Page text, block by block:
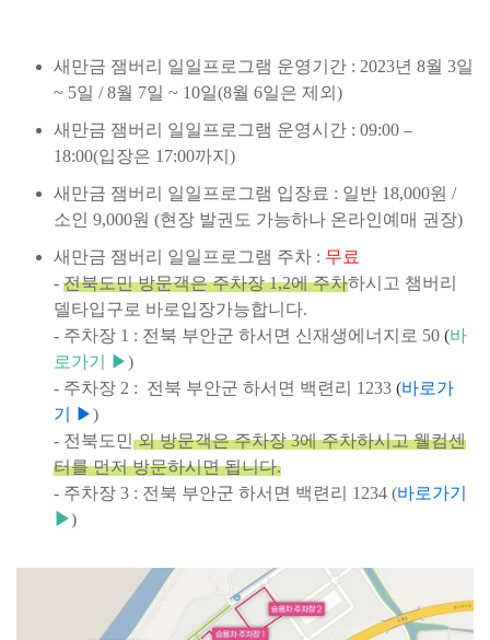
새만금 잼버리 일일프로그램 운영기간 : 2023년 8월 3일
~ 5일 / 8월 7일 ~ 10일(8월 6일은 제외)
새만금 잼버리 일일프로그램 운영시간 : 09:00 –
18:00(입장은 17:00까지)
새만금 잼버리 일일프로그램 입장료 : 일반 18,000원 /
소인 9,000원 (현장 발권도 가능하나 온라인예매 권장)
새만금 잼버리 일일프로그램 주차 : 무료
- 전북도민 방문객은 주차장 1,2에 주차하시고 챔버리
델타입구로 바로입장가능합니다.
- 주차장 1 : 전북 부안군 하서면 신재생에너지로 50 (바
로가기
▶)
- 주차장 2 : 전북 부안군 하서면 백련리 1233 (바로가
기
▶)
- 전북도민 외 방문객은 주차장 3에 주차하시고 웰컴센
터를 먼저 방문하시면 됩니다.
- 주차장 3 : 전북 부안군 하서면 백련리 1234 (바로가기
▶)